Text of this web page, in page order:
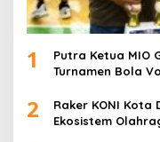
1
Putra Ketua MIO
Turnamen Bola
2
Raker KONI Kota
Ekosistem